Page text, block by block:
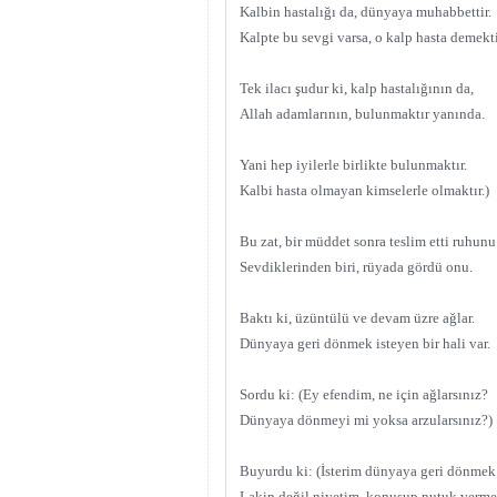
Kalbin hastalığı da, dünyaya muhabbettir.
Kalpte bu sevgi varsa, o kalp hasta
Tek ilacı şudur ki, kalp hastalığının da,
Allah adamlarının, bulunmaktır yanında.
Yani hep iyilerle birlikte bulunmaktır.
Kalbi hasta olmayan kimselerle olmaktır.)
Bu zat, bir müddet sonra teslim etti
Sevdiklerinden biri, rüyada gördü onu.
Baktı ki, üzüntülü ve devam üzre ağlar.
Dünyaya geri dönmek isteyen bir hali var.
Sordu ki: (Ey efendim, ne için ağlarsınız?
Dünyaya dönmeyi mi yoksa arzularsınız?)
Buyurdu ki: (İsterim dünyaya geri